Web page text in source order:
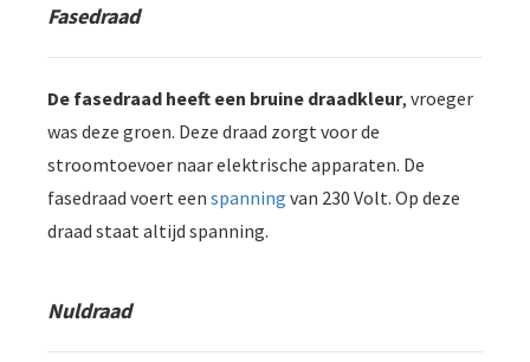
Fasedraad
De fasedraad heeft een bruine draadkleur, vroeger
was deze groen. Deze draad zorgt voor de
stroomtoevoer naar elektrische apparaten. De
fasedraad voert een spanning van 230 Volt. Op deze
draad staat altijd spanning.
Nuldraad